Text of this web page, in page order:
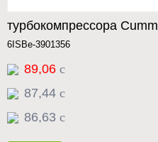
турбокомпрессора
6ISBe-3901356
89,06 c
87,44 c
86,63 c